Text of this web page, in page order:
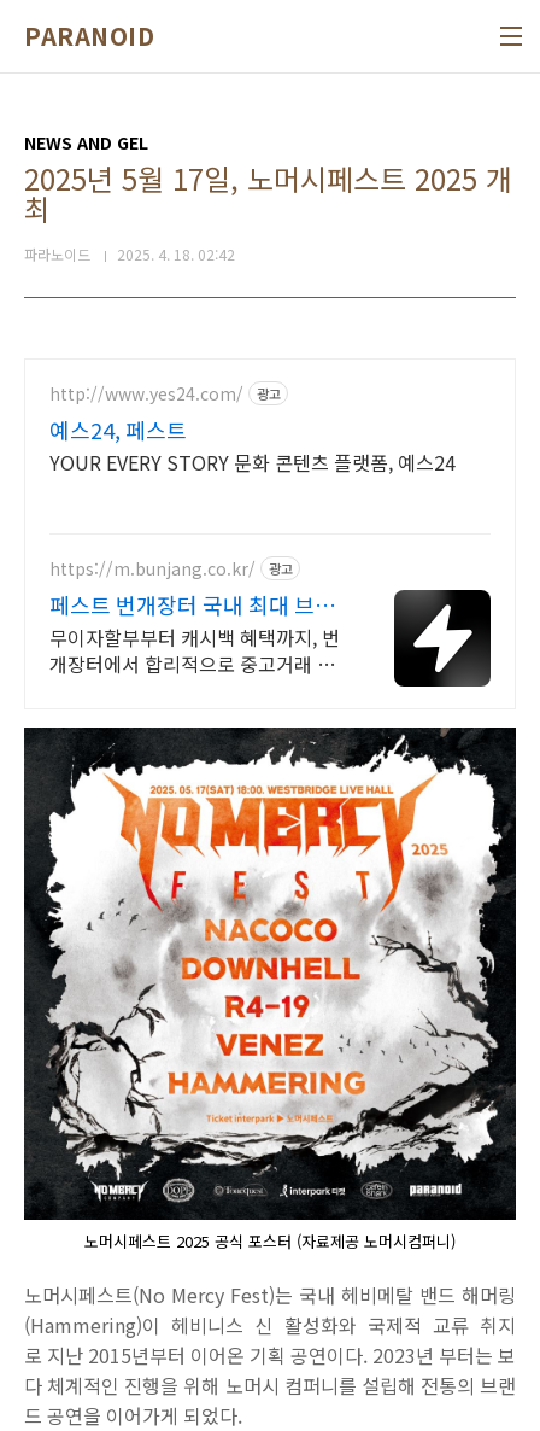
PARANOID
NEWS AND GEL
2025년 5월 17일, 노머시페스트 2025 개
최
파라노이드 2025. 4. 18. 02:42
http://www.yes24.com/ 광고
예스24, 페스트
YOUR EVERY STORY 문화 콘텐츠 플랫폼, 예스24
https://m.bunjang.co.kr/ 광고
페스트 번개장터 국내 최대 브랜
드 중고거래
무이자할부부터 캐시백 혜택까지, 번
개장터에서 합리적으로 중고거래 하
상품 업로드
노머시페스트 2025 공식 포스터 (자료제공 노머시컴퍼니)
노머시페스트(No Mercy Fest)는 국내 헤비메탈 밴드 해머링
(Hammering)이 헤비니스 신 활성화와 국제적 교류 취지
로 지난 2015년부터 이어온 기획 공연이다. 2023년 부터는 보
다 체계적인 진행을 위해 노머시 컴퍼니를 설립해 전통의 브랜
드 공연을 이어가게 되었다.